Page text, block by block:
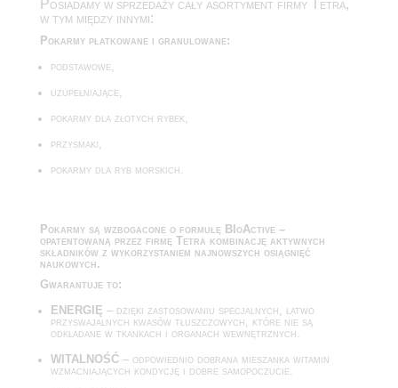
Posiadamy w sprzedaży cały asortyment firmy Tetra,
w tym między innymi:
Pokarmy płatkowane i granulowane:
podstawowe,
uzupełniające,
pokarmy dla złotych rybek,
przysmaki,
pokarmy dla ryb morskich.
Pokarmy są wzbogacone o formułę BIoActive –
opatentowaną przez firmę Tetra kombinację aktywnych
składników z wykorzystaniem najnowszych osiągnięć
naukowych.
Gwarantuje to:
ENERGIĘ – dzięki zastosowaniu specjalnych, łatwo
przyswajalnych kwasów tłuszczowych, które nie są
odkładane w tkankach i organach wewnętrznych.
WITALNOŚĆ– odpowiednio dobrana mieszanka witamin
wzmacniających kondycję i dobre samopoczucie.